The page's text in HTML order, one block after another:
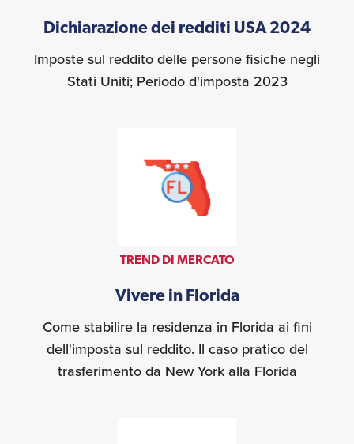
Dichiarazione dei redditi USA 2024
Imposte sul reddito delle persone fisiche negli
Stati Uniti; Periodo d'imposta 2023
TREND DI MERCATO
Vivere in Florida
Come stabilire la residenza in Florida ai fini
dell'imposta sul reddito. Il caso pratico del
trasferimento da New York alla Florida